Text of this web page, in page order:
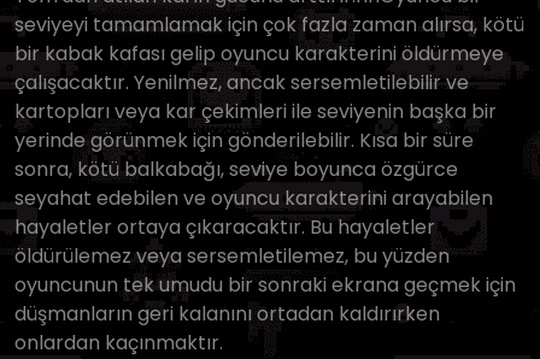
seviyeyi tamamlamak için çok fazla zaman alırsa, kötü
bir kabak kafası gelip oyuncu karakterini öldürmeye
çalışacaktır. Yenilmez, ancak sersemletilebilir ve
kartopları veya kar çekimleri ile seviyenin başka bir
yerinde görünmek için gönderilebilir. Kısa bir süre
sonra, kötü balkabağı, seviye boyunca özgürce
seyahat edebilen ve oyuncu karakterini arayabilen
hayaletler ortaya çıkaracaktır. Bu hayaletler
öldürülemez veya sersemletilemez, bu yüzden
oyuncunun tek umudu bir sonraki ekrana geçmek için
düşmanların geri kalanını ortadan kaldırırken
onlardan kaçınmaktır.